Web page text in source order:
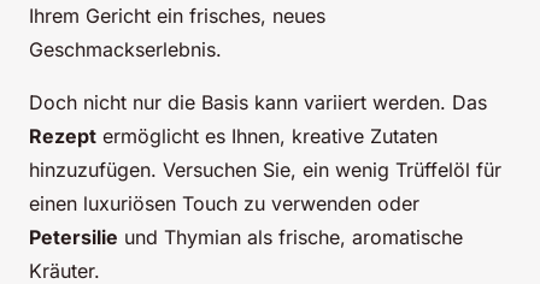
Ihrem Gericht ein frisches, neues
Geschmackserlebnis.
Doch nicht nur die Basis kann variiert werden. Das
Rezept ermöglicht es Ihnen, kreative Zutaten
hinzuzufügen. Versuchen Sie, ein wenig Trüffelöl für
einen luxuriösen Touch zu verwenden oder
Petersilie und Thymian als frische, aromatische
Kräuter.